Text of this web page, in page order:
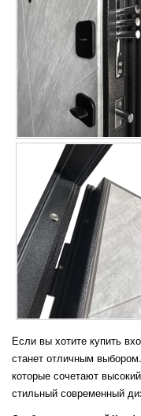
Если вы хотите купить
станет отличным
которые сочетают
стильный современный